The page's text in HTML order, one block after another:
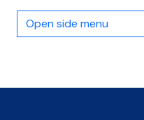
Open side menu